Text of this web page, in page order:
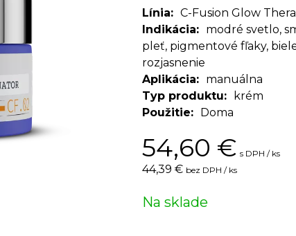
Línia
C-Fusion Glow
Indikácia
modré svetlo,
pleť, pigmentové fľaky,
rozjasnenie
Aplikácia
manuálna
Typ produktu
krém
Použitie
Doma
54,60 € s DPH / ks
44,39 € bez DPH / ks
Na sklade